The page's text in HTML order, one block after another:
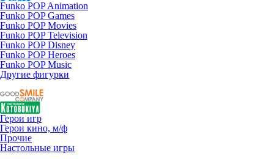
Funko POP Animation
Funko POP Games
Funko POP Movies
Funko POP Television
Funko POP Disney
Funko POP Heroes
Funko POP Music
Другие фигурки
Герои игр
Герои кино, м/ф
Прочие
Настольные игры